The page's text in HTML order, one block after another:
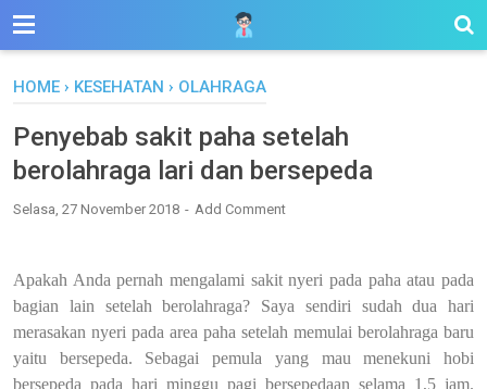
HOME › KESEHATAN › OLAHRAGA
Penyebab sakit paha setelah
berolahraga lari dan bersepeda
Selasa, 27 November 2018 Add Comment
Apakah Anda pernah mengalami sakit nyeri pada paha atau pada
bagian lain setelah berolahraga? Saya sendiri sudah dua hari
merasakan nyeri pada area paha setelah memulai berolahraga baru
yaitu bersepeda. Sebagai pemula yang mau menekuni hobi
bersepeda pada hari minggu pagi bersepedaan selama 1,5 jam.